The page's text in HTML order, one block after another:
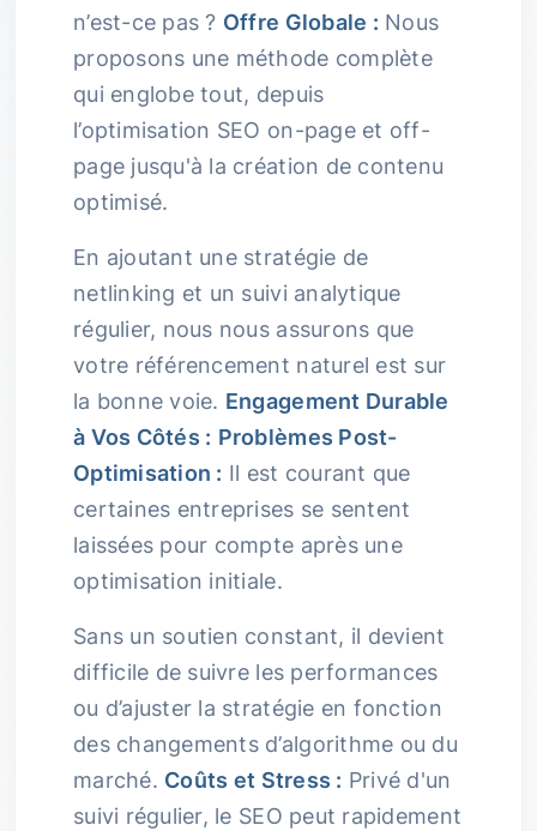
n’est-ce pas ? Offre Globale : Nous
proposons une méthode complète
qui englobe tout, depuis
l’optimisation SEO on-page et off-
page jusqu'à la création de contenu
optimisé.
En ajoutant une stratégie de
netlinking et un suivi analytique
régulier, nous nous assurons que
votre référencement naturel est sur
la bonne voie. Engagement Durable
à Vos Côtés : Problèmes Post-
Optimisation : Il est courant que
certaines entreprises se sentent
laissées pour compte après une
optimisation initiale.
Sans un soutien constant, il devient
difficile de suivre les performances
ou d’ajuster la stratégie en fonction
des changements d’algorithme ou du
marché. Coûts et Stress : Privé d'un
suivi régulier, le SEO peut rapidement